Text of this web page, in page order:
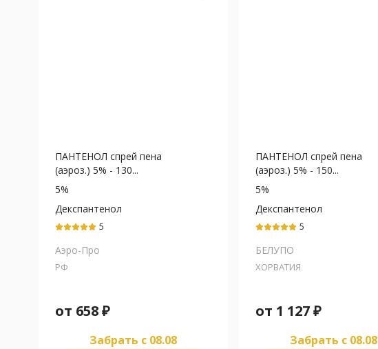
ПАНТЕНОЛ спрей пена
(аэроз.) 5% - 130...
5%
Декспантенол
5
Аэро-Про
РФ
от 658₽
Забрать c 08.08
ПАНТЕНОЛ спрей пена
(аэроз.) 5% - 150...
5%
Декспантенол
5
БЕЛУПО
ХОРВАТИЯ
от 1 127₽
Забрать c 08.08